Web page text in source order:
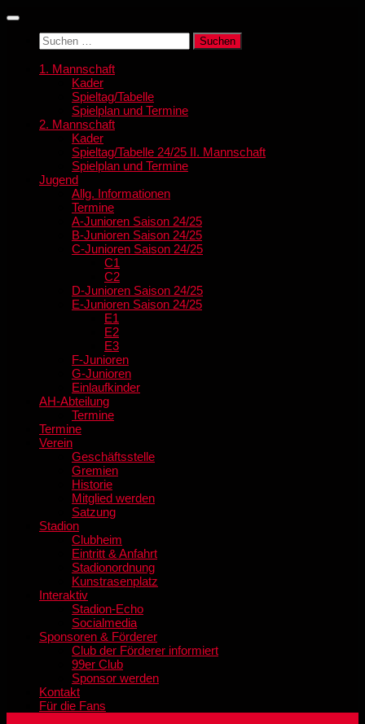
Zum
springenSuchen
nach:
1. Mannschaft
Kader
Spieltag/Tabelle
Spielplan und Termine
2. Mannschaft
Kader
Spieltag/Tabelle 24/25 II. Mannschaft
Spielplan und Termine
Jugend
Allg. Informationen
Termine
A-Junioren Saison 24/25
B-Junioren Saison 24/25
C-Junioren Saison 24/25
C1
C2
D-Junioren Saison 24/25
E-Junioren Saison 24/25
E1
E2
E3
F-Junioren
G-Junioren
Einlaufkinder
AH-Abteilung
Termine
Termine
Verein
Geschäftsstelle
Gremien
Historie
Mitglied werden
Satzung
Stadion
Clubheim
Eintritt & Anfahrt
Stadionordnung
Kunstrasenplatz
Interaktiv
Stadion-Echo
Socialmedia
Sponsoren & Förderer
Club der Förderer informiert
99er Club
Sponsor werden
Kontakt
Für die Fans